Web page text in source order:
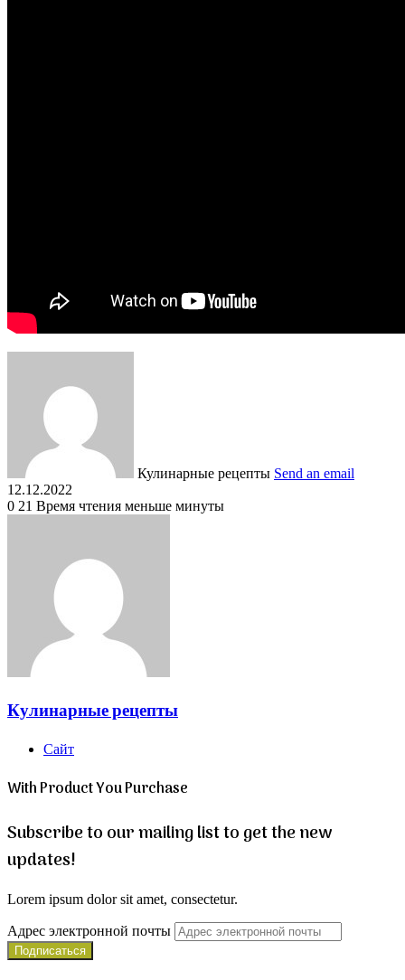
Кулинарные рецепты Send an email
12.12.2022
0 21 Время чтения меньше минуты
Кулинарные рецепты
Сайт
With Product You Purchase
Subscribe to our mailing list to get the new
updates!
Lorem ipsum dolor sit amet, consectetur.
Адрес электронной почты